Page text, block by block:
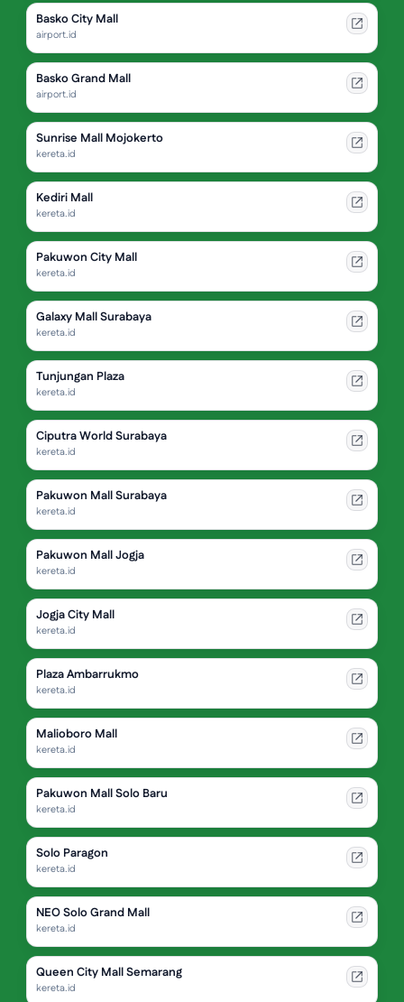
Basko City Mall
airport.id
Basko Grand Mall
airport.id
Sunrise Mall Mojokerto
kereta.id
Kediri Mall
kereta.id
Pakuwon City Mall
kereta.id
Galaxy Mall Surabaya
kereta.id
Tunjungan Plaza
kereta.id
Ciputra World Surabaya
kereta.id
Pakuwon Mall Surabaya
kereta.id
Pakuwon Mall Jogja
kereta.id
Jogja City Mall
kereta.id
Plaza Ambarrukmo
kereta.id
Malioboro Mall
kereta.id
Pakuwon Mall Solo Baru
kereta.id
Solo Paragon
kereta.id
NEO Solo Grand Mall
kereta.id
Queen City Mall Semarang
kereta.id